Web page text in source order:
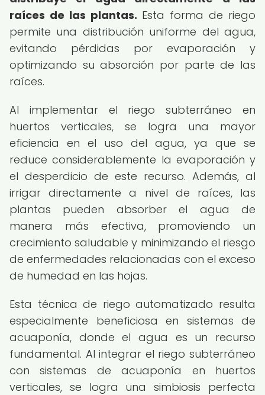
raíces de las plantas. Esta forma de riego
permite una distribución uniforme del agua,
evitando pérdidas por evaporación y
optimizando su absorción por parte de las
raíces.
Al implementar el riego subterráneo en
huertos verticales, se logra una mayor
eficiencia en el uso del agua, ya que se
reduce considerablemente la evaporación y
el desperdicio de este recurso. Además, al
irrigar directamente a nivel de raíces, las
plantas pueden absorber el agua de
manera más efectiva, promoviendo un
crecimiento saludable y minimizando el riesgo
de enfermedades relacionadas con el exceso
de humedad en las hojas.
Esta técnica de riego automatizado resulta
especialmente beneficiosa en sistemas de
acuaponía, donde el agua es un recurso
fundamental. Al integrar el riego subterráneo
con sistemas de acuaponía en huertos
verticales, se logra una simbiosis perfecta